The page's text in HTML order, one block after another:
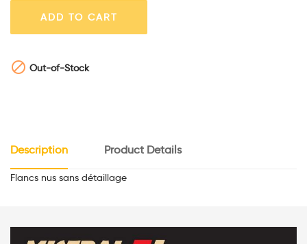
ADD TO CART
 Out-of-Stock
Description Product Details
Flancs nus sans détaillage